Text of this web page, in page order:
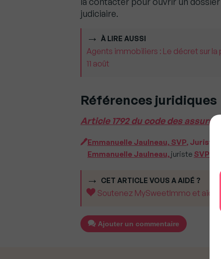
judiciaire.
À LIRE AUSSI
Agents immobiliers : Le décret sur
11 août
Références juridiques
Article 1792 du code des
Emmanuelle Jaulneau, SVP, Juriste
Emmanuelle Jaulneau, juriste SVP.
CET ARTICLE VOUS A AIDÉ ?
Soutenez MySweetImmo et
Ajouter un commentaire